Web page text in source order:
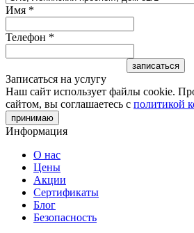
Имя *
Телефон *
Записаться на услугу
Наш сайт использует файлы cookie.
сайтом, вы соглашаетесь с политикой
принимаю
Информация
О нас
Цены
Акции
Сертификаты
Блог
Безопасность